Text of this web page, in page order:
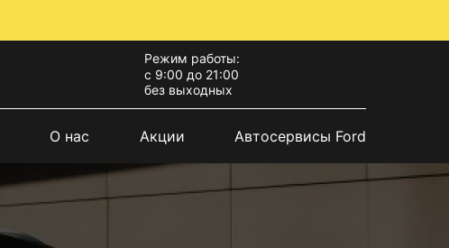
Режим работы:
с 9:00 до 21:00
без выходных
О нас Акции Автосервисы Ford